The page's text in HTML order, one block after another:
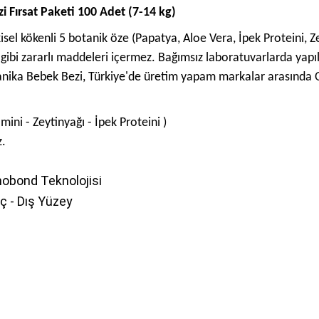
Fırsat Paketi 100 Adet (7-14 kg)
kökenli 5 botanik öze (Papatya, Aloe Vera, İpek Proteini,
zararlı maddeleri içermez. Bağımsız laboratuvarlarda
Bebek Bezi, Türkiye'de üretim yapam markalar arasında
- Zeytinyağı - İpek Proteini )
Teknolojisi
- Dış Yüzey